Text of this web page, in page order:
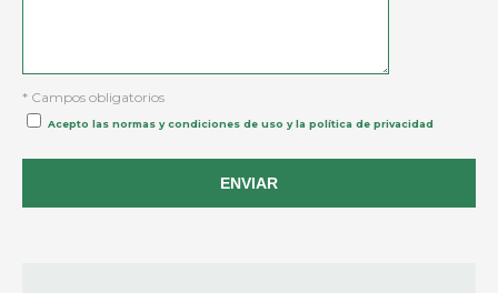
* Campos obligatorios
Acepto las normas y condiciones de uso y la política de privacidad